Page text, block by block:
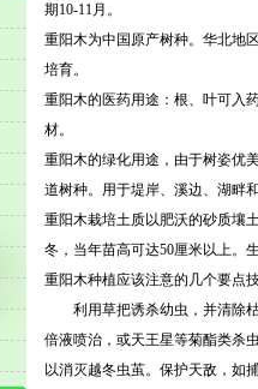
期10-11月。
重阳木为中国原产树种。华北地
培育。
重阳木的医药用途：根、叶可入
材。
重阳木的绿化用途，由于树姿优
道树种。用于堤岸、溪边、湖畔
重阳木栽培土质以肥沃的砂质壤
冬，当年苗高可达50厘米以上。
重阳木种植应该注意的几个要点
利用草把诱杀幼虫，并清除枯
倍液喷治，或天王星等菊酯类杀
以消灭越冬虫茧。保护天敌，如